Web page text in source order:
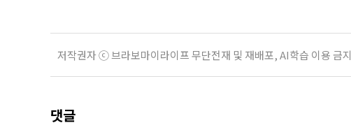
저작권자 ⓒ 브라보마이라이프 무단전재 및 재배포, AI학습 이용 금지
댓글